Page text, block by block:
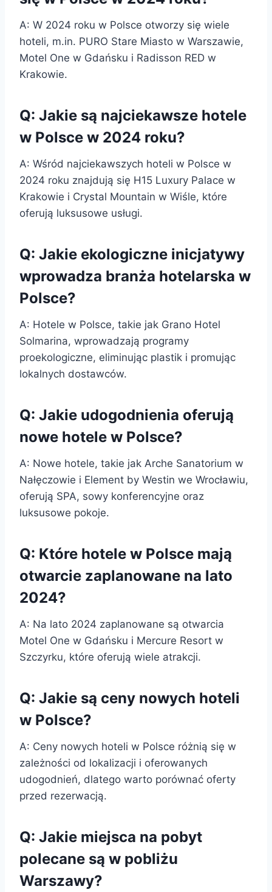
A: W 2024 roku w Polsce otworzy się wiele
hoteli, m.in. PURO Stare Miasto w Warszawie,
Motel One w Gdańsku i Radisson RED w
Krakowie.
Q: Jakie są najciekawsze hotele
w Polsce w 2024 roku?
A: Wśród najciekawszych hoteli w Polsce w
2024 roku znajdują się H15 Luxury Palace w
Krakowie i Crystal Mountain w Wiśle, które
oferują luksusowe usługi.
Q: Jakie ekologiczne inicjatywy
wprowadza branża hotelarska w
Polsce?
A: Hotele w Polsce, takie jak Grano Hotel
Solmarina, wprowadzają programy
proekologiczne, eliminując plastik i promując
lokalnych dostawców.
Q: Jakie udogodnienia oferują
nowe hotele w Polsce?
A: Nowe hotele, takie jak Arche Sanatorium w
Nałęczowie i Element by Westin we Wrocławiu,
oferują SPA, sowy konferencyjne oraz
luksusowe pokoje.
Q: Które hotele w Polsce mają
otwarcie zaplanowane na lato
2024?
A: Na lato 2024 zaplanowane są otwarcia
Motel One w Gdańsku i Mercure Resort w
Szczyrku, które oferują wiele atrakcji.
Q: Jakie są ceny nowych hoteli
w Polsce?
A: Ceny nowych hoteli w Polsce różnią się w
zależności od lokalizacji i oferowanych
udogodnień, dlatego warto porównać oferty
przed rezerwacją.
Q: Jakie miejsca na pobyt
polecane są w pobliżu
Warszawy?